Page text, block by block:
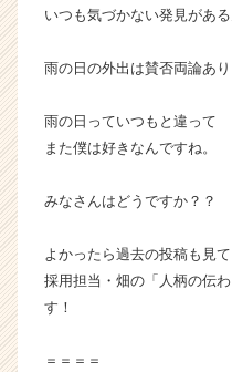
ス
ウ
届
く
活
イ
ト
いつも気づかない発見がある
雨の日の外出は賛否両論あり
雨の日っていつもと違って
また僕は好きなんですね。
みなさんはどうですか？？
よかったら過去の投稿も見
採用担当・畑の「人柄の伝
す！
＝＝＝＝